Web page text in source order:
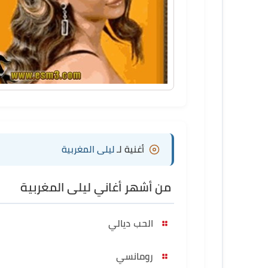
أغنية لـ ليلى المغربية
من أشهر أغاني ليلى المغربية
الحب ديالي
رومانسي